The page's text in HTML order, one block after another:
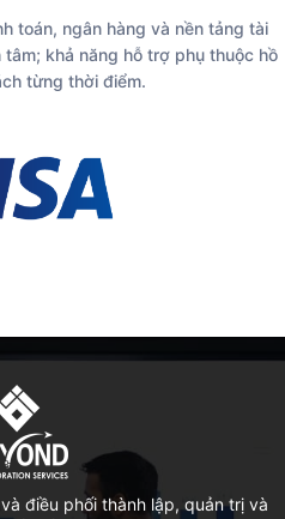
toán, ngân hàng và nền tảng tài
khả năng hỗ trợ phụ thuộc hồ
từng thời điểm.
điều phối thành lập, quản trị và